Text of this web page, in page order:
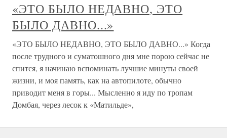
«ЭТО БЫЛО НЕДАВНО, ЭТО
БЫЛО ДАВНО...»
«ЭТО БЫЛО НЕДАВНО, ЭТО БЫЛО ДАВНО...» Когда
после трудного и суматошного дня мне порою сейчас не
спится, я начинаю вспоминать лучшие минуты своей
жизни, и моя память, как на автопилоте, обычно
приводит меня в горы... Мысленно я иду по тропам
Домбая, через лесок к «Матильде»,